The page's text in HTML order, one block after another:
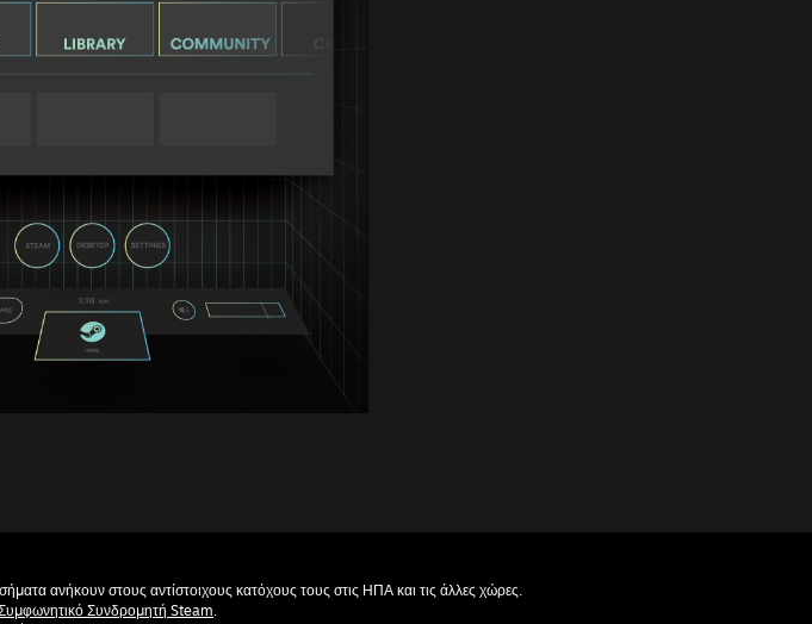
ανήκουν στους αντίστοιχους κατόχους τους στις ΗΠΑ και τις άλλες χώρες.
Συνδρομητή Steam.